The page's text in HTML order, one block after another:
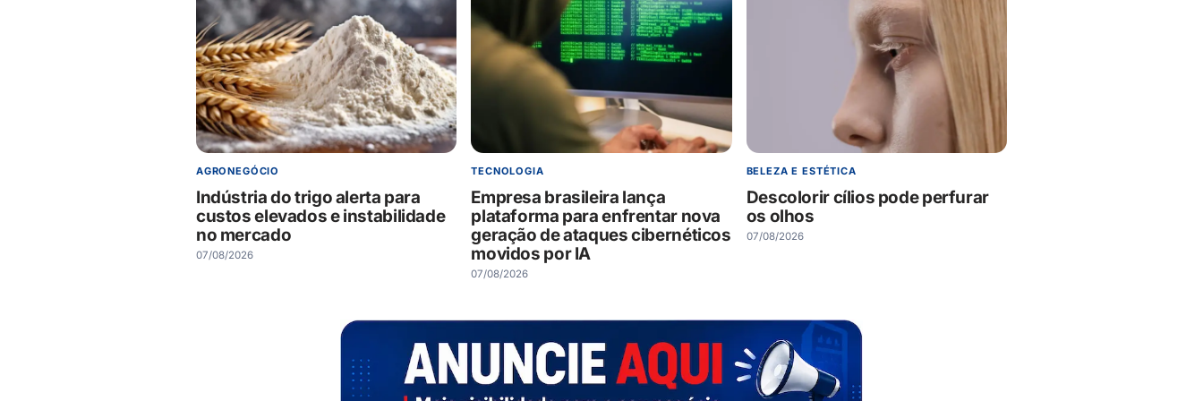
AGRONEGÓCIO
Indústria do trigo alerta para
custos elevados e instabilidade
no mercado
07/08/2026
TECNOLOGIA
Empresa brasileira lança
plataforma para enfrentar nova
geração de ataques cibernéticos
movidos por IA
07/08/2026
BELEZA E ESTÉTICA
Descolorir cílios pode perfurar
os olhos
07/08/2026